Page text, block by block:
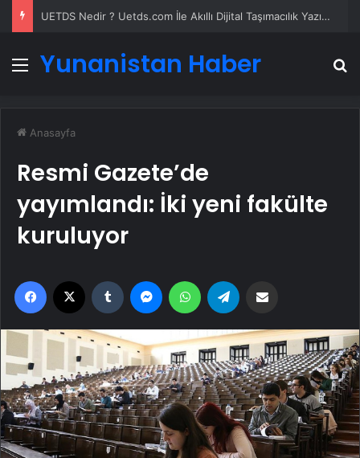
Datahost İle Güvenilir Sunucu Hizmetleri
Menü
Yunanistan Haber
Anasayfa
Resmi Gazete’de
yayımlandı: İki yeni fakülte
kuruluyor
Facebook Tumblr MessengerWhatsApp